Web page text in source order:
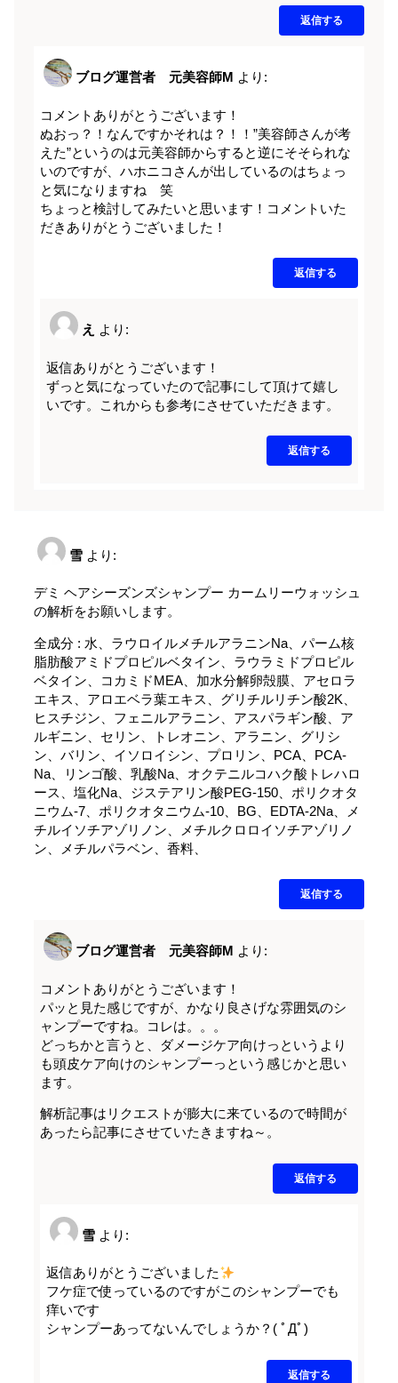
返信する
ブログ運営者 元美容師M より:
コメントありがとうございます！
ぬおっ？！なんですかそれは？！！”美容師さんが考
えた”というのは元美容師からすると逆にそそられな
いのですが、ハホニコさんが出しているのはちょっ
と気になりますね 笑
ちょっと検討してみたいと思います！コメントいた
だきありがとうございました！
返信する
え より:
返信ありがとうございます！
ずっと気になっていたので記事にして頂けて嬉し
いです。これからも参考にさせていただきます。
返信する
雪 より:
デミ ヘアシーズンズシャンプー カームリーウォッシュ
の解析をお願いします。
全成分 : 水、ラウロイルメチルアラニンNa、パーム核
脂肪酸アミドプロピルベタイン、ラウラミドプロピル
ベタイン、コカミドMEA、加水分解卵殻膜、アセロラ
エキス、アロエベラ葉エキス、グリチルリチン酸2K、
ヒスチジン、フェニルアラニン、アスパラギン酸、ア
ルギニン、セリン、トレオニン、アラニン、グリシ
ン、バリン、イソロイシン、プロリン、PCA、PCA-
Na、リンゴ酸、乳酸Na、オクテニルコハク酸トレハロ
ース、塩化Na、ジステアリン酸PEG-150、ポリクオタ
ニウム-7、ポリクオタニウム-10、BG、EDTA-2Na、メ
チルイソチアゾリノン、メチルクロロイソチアゾリノ
ン、メチルパラベン、香料、
返信する
ブログ運営者 元美容師M より:
コメントありがとうございます！
パッと見た感じですが、かなり良さげな雰囲気のシ
ャンプーですね。コレは。。。
どっちかと言うと、ダメージケア向けっというより
も頭皮ケア向けのシャンプーっという感じかと思い
ます。
解析記事はリクエストが膨大に来ているので時間が
あったら記事にさせていたきますね～。
返信する
雪 より:
返信ありがとうございました
フケ症で使っているのですがこのシャンプーでも
痒いです
シャンプーあってないんでしょうか？( ﾟДﾟ)
返信する